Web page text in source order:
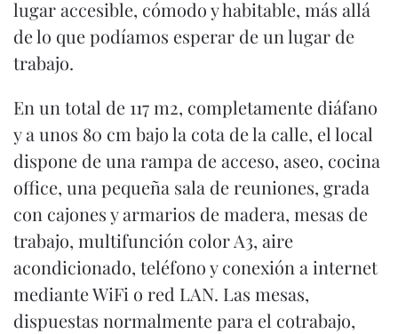
lugar accesible, cómodo y habitable, más allá
de lo que podíamos esperar de un lugar de
trabajo.
En un total de 117 m2, completamente diáfano
y a unos 80 cm bajo la cota de la calle, el local
dispone de una rampa de acceso, aseo, cocina
office, una pequeña sala de reuniones, grada
con cajones y armarios de madera, mesas de
trabajo, multifunción color A3, aire
acondicionado, teléfono y conexión a internet
mediante WiFi o red LAN. Las mesas,
dispuestas normalmente para el cotrabajo,